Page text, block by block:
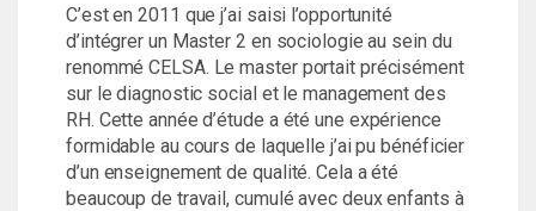
C’est en 2011 que j’ai saisi l’opportunité
d’intégrer un Master 2 en sociologie au sein du
renommé CELSA. Le master portait précisément
sur le diagnostic social et le management des
RH. Cette année d’étude a été une expérience
formidable au cours de laquelle j’ai pu bénéficier
d’un enseignement de qualité. Cela a été
beaucoup de travail, cumulé avec deux enfants à